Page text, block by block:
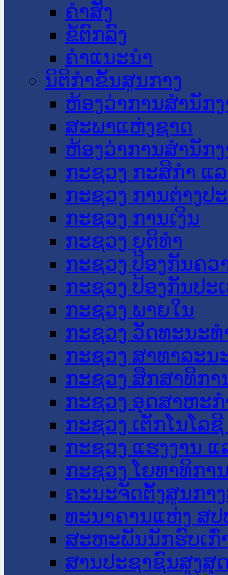
ຄໍາສັ່ງ
ຂໍ້ຕົກລົງ
ຄໍາແນະນໍາ
ນິຕິກໍາຂັ້ນສູນກາງ
ຫ້ອງວ່າການສໍານັກ
ສະພາແຫ່ງຊາດ
ຫ້ອງວ່າການສຳນັກ
ກະຊວງ ກະສິກຳ ແ
ກະຊວງ ການຕ່າງປ
ກະຊວງ ການເງິນ
ກະຊວງ ຍຸຕິທໍາ
ກະຊວງ ປ້ອງກັນຄວ
ກະຊວງ ປ້ອງກັນປະ
ກະຊວງ ພາຍໃນ
ກະຊວງ ວັດທະນະ
ກະຊວງ ສາທາລະນ
ກະຊວງ ສຶກສາທິກາ
ກະຊວງ ອຸດສາຫະ
ກະຊວງ ເຕັກໂນໂລ
ກະຊວງ ແຮງງານ
ກະຊວງ ໂຍທາທິກາ
ຄະນະຈັດຕັ້ງສູນກາ
ທະນາຄານແຫ່ງ ສປ
ສະຫະພັນນັກຮົບເກົ່
ສານປະຊາຊົນສູງສຸ